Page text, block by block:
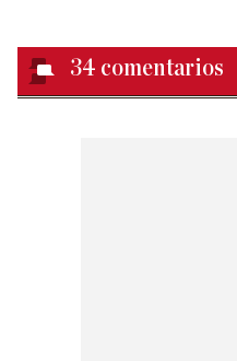
34 comentarios